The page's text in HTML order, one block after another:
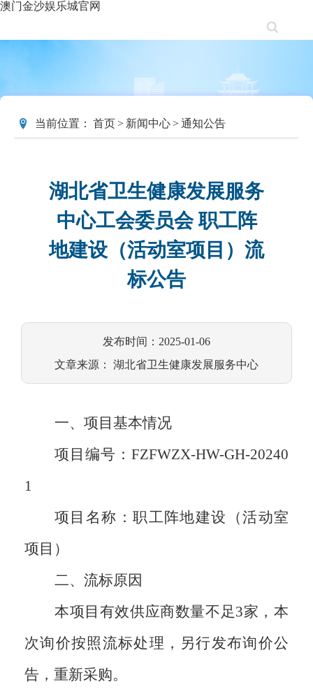
澳门金沙娱乐城官网
当前位置： 首页> 新闻中心>通知公告
湖北省卫生健康发展服务
中心工会委员会 职工阵
地建设（活动室项目）流
标公告
发布时间：2025-01-06
文章来源： 湖北省卫生健康发展服务中心
一、项目基本情况
项目编号： FZFWZX-HW-GH-20240
1
项目名称：职工阵地建设（活动室
项目）
二、流标原因
本项目有效供应商数量不足3家 ，本
次询价按照流标处理，另行发布询价公
告，重新采购。